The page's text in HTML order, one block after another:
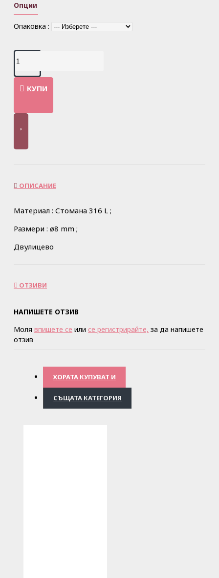
Опции
Опаковка :
КУПИ
ОПИСАНИЕ
Материал : Стомана 316 L ;
Размери : ø8 mm ;
Двулицево
ОТЗИВИ
НАПИШЕТЕ ОТЗИВ
Моля впишете се или се регистрирайте, за да напишете
отзив
ХОРАТА КУПУВАТ И
СЪЩАТА КАТЕГОРИЯ